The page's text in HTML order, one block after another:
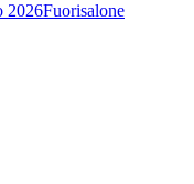
2026Fuorisalone